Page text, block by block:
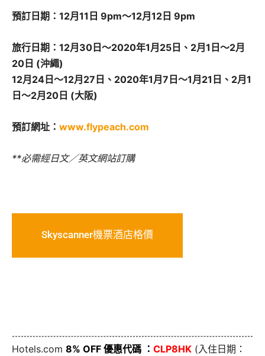
預訂日期：12月11日 9pm～12月12日 9pm
旅行日期：12月30日～2020年1月25日、2月1日～2月
20日 (沖繩)
12月24日～12月27日、2020年1月7日～1月21日、2月1
日～2月20日 (大阪)
預訂網址： www.flypeach.com
**必需經日文／英文網站訂購
Skyscanner機票酒店格價
Hotels.com 8% OFF 優惠代碼 ： CLP8HK (入住日期：